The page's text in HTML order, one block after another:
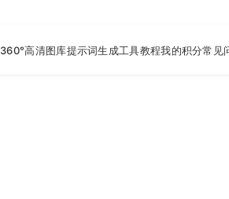
360°高清图库提示词生成工具教程我的积分常见